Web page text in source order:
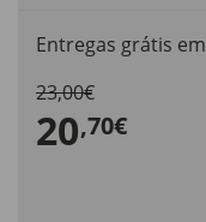
Entregas grátis
23,00€
20,70€